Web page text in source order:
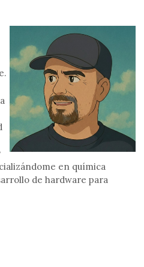
en química
de hardware para